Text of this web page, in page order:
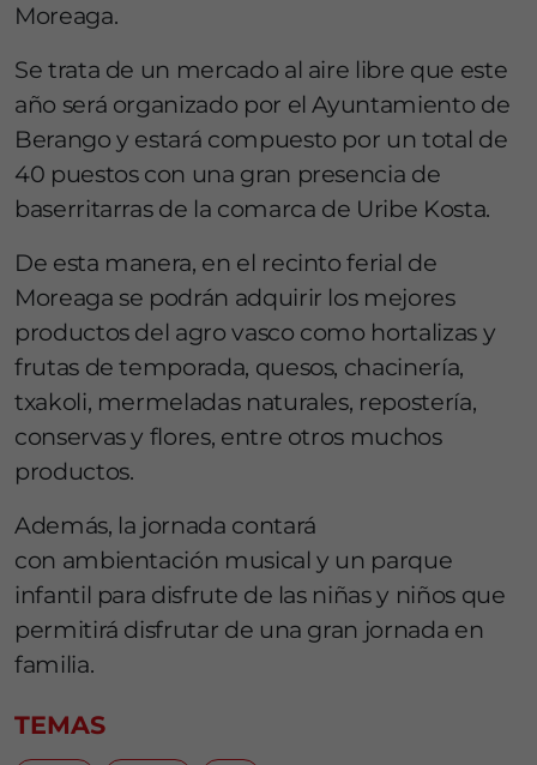
Moreaga.
Se trata de un mercado al aire libre que este
año será organizado por el Ayuntamiento de
Berango y estará compuesto por un total de
40 puestos con una gran presencia de
baserritarras de la comarca de Uribe Kosta.
De esta manera, en el recinto ferial de
Moreaga se podrán adquirir los mejores
productos del agro vasco como hortalizas y
frutas de temporada, quesos, chacinería,
txakoli, mermeladas naturales, repostería,
conservas y flores, entre otros muchos
productos.
Además, la jornada contará
con ambientación musical y un parque
infantil para disfrute de las niñas y niños que
permitirá disfrutar de una gran jornada en
familia.
TEMAS